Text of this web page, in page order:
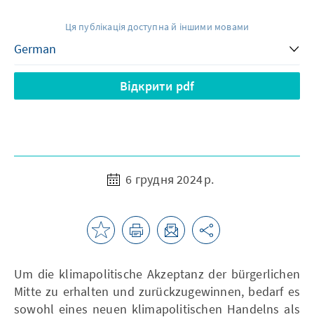
Ця публікація доступна й іншими мовами
Відкрити pdf
6 грудня 2024 р.
Um die klimapolitische Akzeptanz der bürgerlichen
Mitte zu erhalten und zurückzugewinnen, bedarf es
sowohl eines neuen klimapolitischen Handelns als